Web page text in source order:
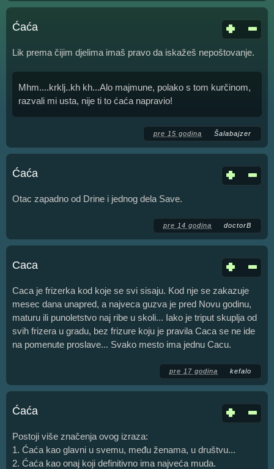
Ćaća
Lik prema čijim djelima imaš pravo da iskažeš nepoštovanje.
Mhm....krklj..kh kh...Alo majmune, polako s tom kurčinom,
razvali mi usta, nije ti to ćaća napravio!
pre 15 godina Šalabajzer
Ćaća
Otac zapadno od Drine i jednog dela Save.
pre 14 godina doctorB
Caca
Caca je frizerka kod koje se svi sisaju. Kod nje se zakazuje
mesec dana unapred, a najveca guzva je pred Novu godinu,
maturu ili punoletstvo naj ribe u skoli... Iako je triput skuplja od
svih frizera u gradu, bez frizure koju je pravila Caca se ne ide
na pomenute proslave... Svako mesto ima jednu Cacu.
pre 17 godina kefalo
Ćaća
Postoji više značenja ovog izraza:
1. Ćaća kao glavni u svemu, među ženama, u društvu...
2. Ćaća kao onaj koji definitivno ima najveća muda.